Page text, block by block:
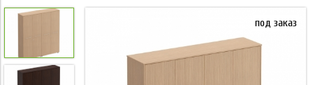
под заказ